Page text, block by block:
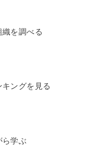
を調べる
ングを見る
ら学ぶ